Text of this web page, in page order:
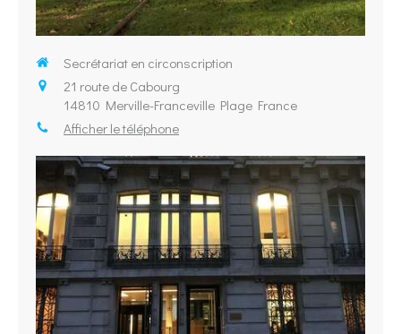
Secrétariat en circonscription
21 route de Cabourg
14810 Merville-Franceville Plage France
Afficher le téléphone